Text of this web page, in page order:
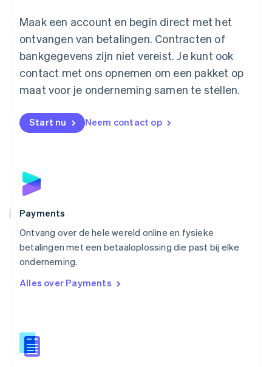
Maak een account en begin direct met het
ontvangen van betalingen. Contracten of
bankgegevens zijn niet vereist. Je kunt ook
contact met ons opnemen om een pakket op
maat voor je onderneming samen te stellen.
Start nu Neem contact op
Payments
Ontvang over de hele wereld online en fysieke
betalingen met een betaaloplossing die past bij elke
onderneming.
Alles over Payments
English
Malta
English
Mexico
Nederland
NederlandsEnglish
English
Noorwegen
Polen
English
Português
English
Singapore
English简体中文
EnglishItaliano
Español
Thailand